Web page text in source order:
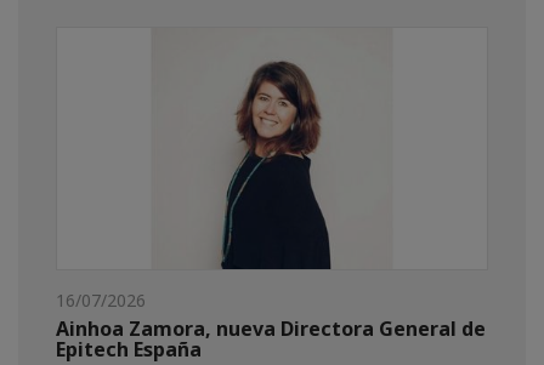
16/07/2026
Ainhoa Zamora, nueva Directora General de
Epitech España